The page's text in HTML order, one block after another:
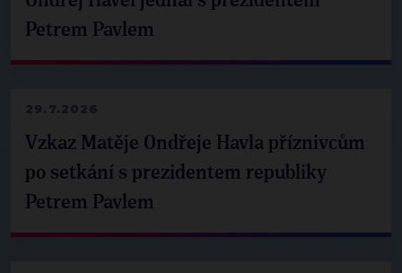
Petrem Pavlem
29.7.2026
Vzkaz Matěje Ondřeje Havla příznivcům
po setkání s prezidentem republiky
Petrem Pavlem